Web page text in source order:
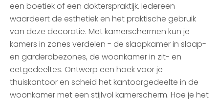
een boetiek of een dokterspraktijk. Iedereen
waardeert de esthetiek en het praktische gebruik
van deze decoratie. Met kamerschermen kun je
kamers in zones verdelen - de slaapkamer in slaap-
en garderobezones, de woonkamer in zit- en
eetgedeeltes. Ontwerp een hoek voor je
thuiskantoor en scheid het kantoorgedeelte in de
woonkamer met een stijlvol kamerscherm. Hoe je het